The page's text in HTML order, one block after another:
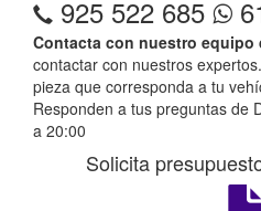
925 522 685
Contacta con nuestro equipo
contactar con nuestros
pieza que corresponda a tu
Responden a tus preguntas de
a 20:00
Solicita